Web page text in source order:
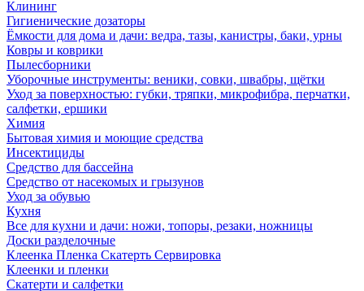
Клининг
Гигиенические дозаторы
Ёмкости для дома и дачи: ведра, тазы, канистры, баки, урны
Ковры и коврики
Пылесборники
Уборочные инструменты: веники, совки, швабры, щётки
Уход за поверхностью: губки, тряпки, микрофибра, перчатки,
салфетки, ершики
Химия
Бытовая химия и моющие средства
Инсектициды
Средство для бассейна
Средство от насекомых и грызунов
Уход за обувью
Кухня
Все для кухни и дачи: ножи, топоры, резаки, ножницы
Доски разделочные
Клеенка Пленка Скатерть Сервировка
Клеенки и пленки
Скатерти и салфетки